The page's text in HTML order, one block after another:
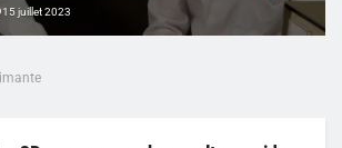
15 juillet 2023